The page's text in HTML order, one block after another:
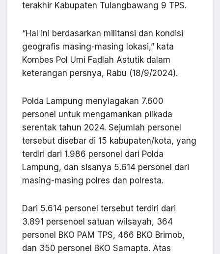
terakhir Kabupaten Tulangbawang 9 TPS.
“Hal ini berdasarkan militansi dan kondisi
geografis masing-masing lokasi,” kata
Kombes Pol Umi Fadlah Astutik dalam
keterangan persnya, Rabu (18/9/2024).
Polda Lampung menyiagakan 7.600
personel untuk mengamankan pilkada
serentak tahun 2024. Sejumlah personel
tersebut disebar di 15 kabupaten/kota, yang
terdiri dari 1.986 personel dari Polda
Lampung, dan sisanya 5.614 personel dari
masing-masing polres dan polresta.
Dari 5.614 personel tersebut terdiri dari
3.891 persenoel satuan wilsayah, 364
personel BKO PAM TPS, 466 BKO Brimob,
dan 350 personel BKO Samapta. Atas